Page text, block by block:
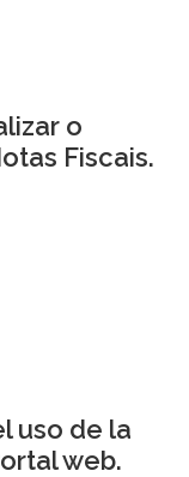
o
Fiscais.
uso de la
web.